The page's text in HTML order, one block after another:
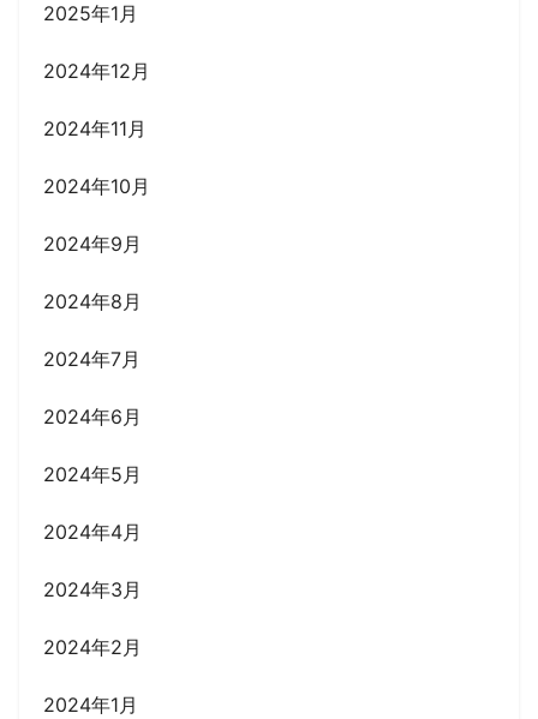
2025年1月
2024年12月
2024年11月
2024年10月
2024年9月
2024年8月
2024年7月
2024年6月
2024年5月
2024年4月
2024年3月
2024年2月
2024年1月